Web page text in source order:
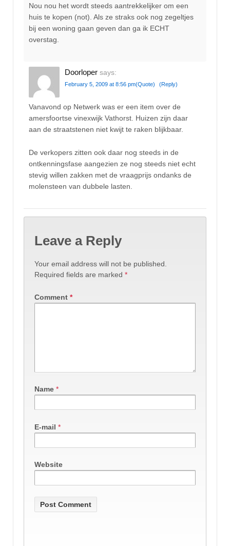
Nou nou het wordt steeds aantrekkelijker om een
huis te kopen (not). Als ze straks ook nog zegeltjes
bij een woning gaan geven dan ga ik ECHT
overstag.
Doorloper says:
February 5, 2009 at 8:56 pm(Quote) (Reply)
Vanavond op Netwerk was er een item over de
amersfoortse vinexwijk Vathorst. Huizen zijn daar
aan de straatstenen niet kwijt te raken blijkbaar.
De verkopers zitten ook daar nog steeds in de
ontkenningsfase aangezien ze nog steeds niet echt
stevig willen zakken met de vraagprijs ondanks de
molensteen van dubbele lasten.
Leave a Reply
Your email address will not be published.
Required fields are marked *
Comment *
Name *
E-mail *
Website